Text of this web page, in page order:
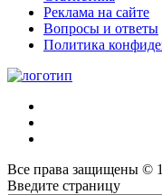
Реклама на сайте
Вопросы и ответы
Политика
Все права защищены ©
Введите страницу